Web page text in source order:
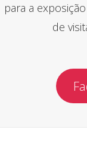
para a
de